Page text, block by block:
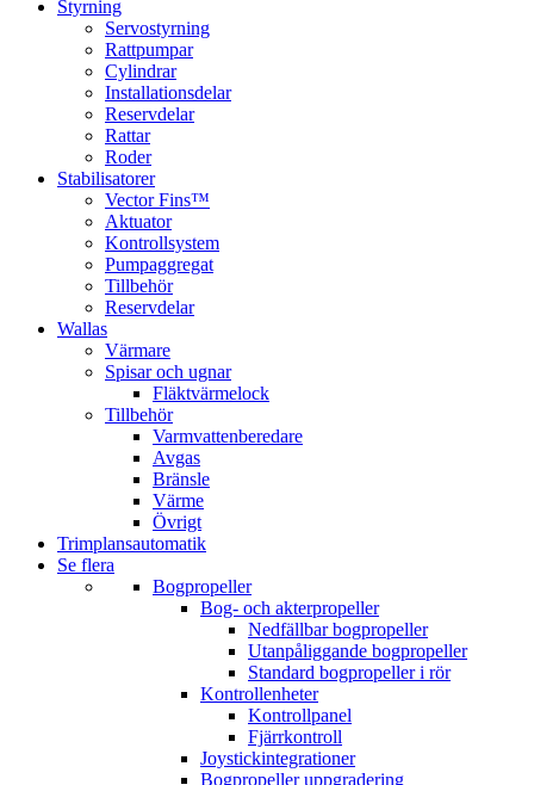
Styrning
Servostyrning
Rattpumpar
Cylindrar
Installationsdelar
Reservdelar
Rattar
Roder
Stabilisatorer
Vector Fins™
Aktuator
Kontrollsystem
Pumpaggregat
Tillbehör
Reservdelar
Wallas
Värmare
Spisar och ugnar
Fläktvärmelock
Tillbehör
Varmvattenberedare
Avgas
Bränsle
Värme
Övrigt
Trimplansautomatik
Se flera
Bogpropeller
Bog- och akterpropeller
Nedfällbar bogpropeller
Utanpåliggande bogpropeller
Standard bogpropeller i rör
Kontrollenheter
Kontrollpanel
Fjärrkontroll
Joystickintegrationer
Bogpropeller uppgradering